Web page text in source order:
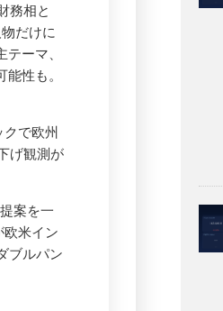
務相と
だけに
ーマ、
性も。
で欧州
げ観測が
案を一
欧米イン
ブルパン